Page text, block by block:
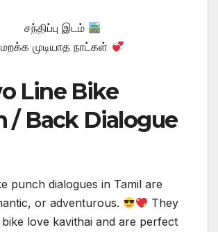
சந்திப்பு இடம்
மறக்க முடியாத நாட்கள்
Line Bike
/ Back Dialogue
punch dialogues in Tamil are
or adventurous.
They
love kavithai and are perfect